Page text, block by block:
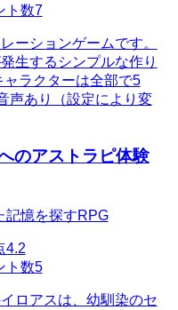
ト数7
ーションゲームです。
生するシンプルな作り
ラクターは全部で5
声あり（設定により変
のアストラピ体験
記憶を探すRPG
4.2
ト数5
ロアスは、幼馴染のセ